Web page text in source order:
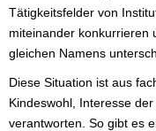
Tätigkeitsfelder von
miteinander konkurrieren
gleichen Namens
Diese Situation ist aus
Kindeswohl, Interesse
verantworten. So gibt es